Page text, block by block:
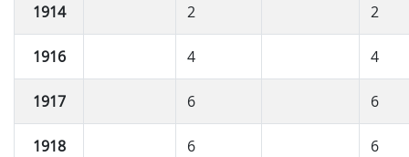
1914 2 2
1916 4 4
1917 6 6
1918 6 6